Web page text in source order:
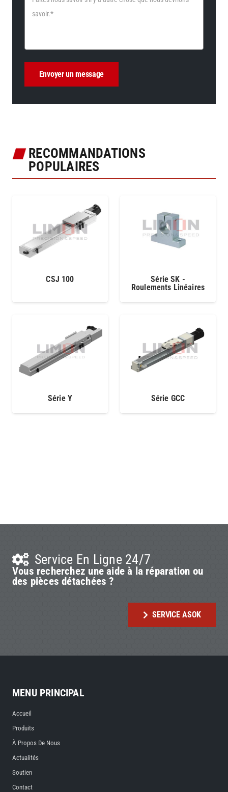
RECOMMANDATIONS
POPULAIRES
CSJ 100
Série SK -
Roulements Linéaires
Série Y Série GCC
Service En Ligne 24/7
Vous recherchez une aide à la réparation ou
des pièces détachées ?
SERVICE ASOK
MENU PRINCIPAL
Accueil
Produits
À Propos De Nous
Actualités
Soutien
Contact